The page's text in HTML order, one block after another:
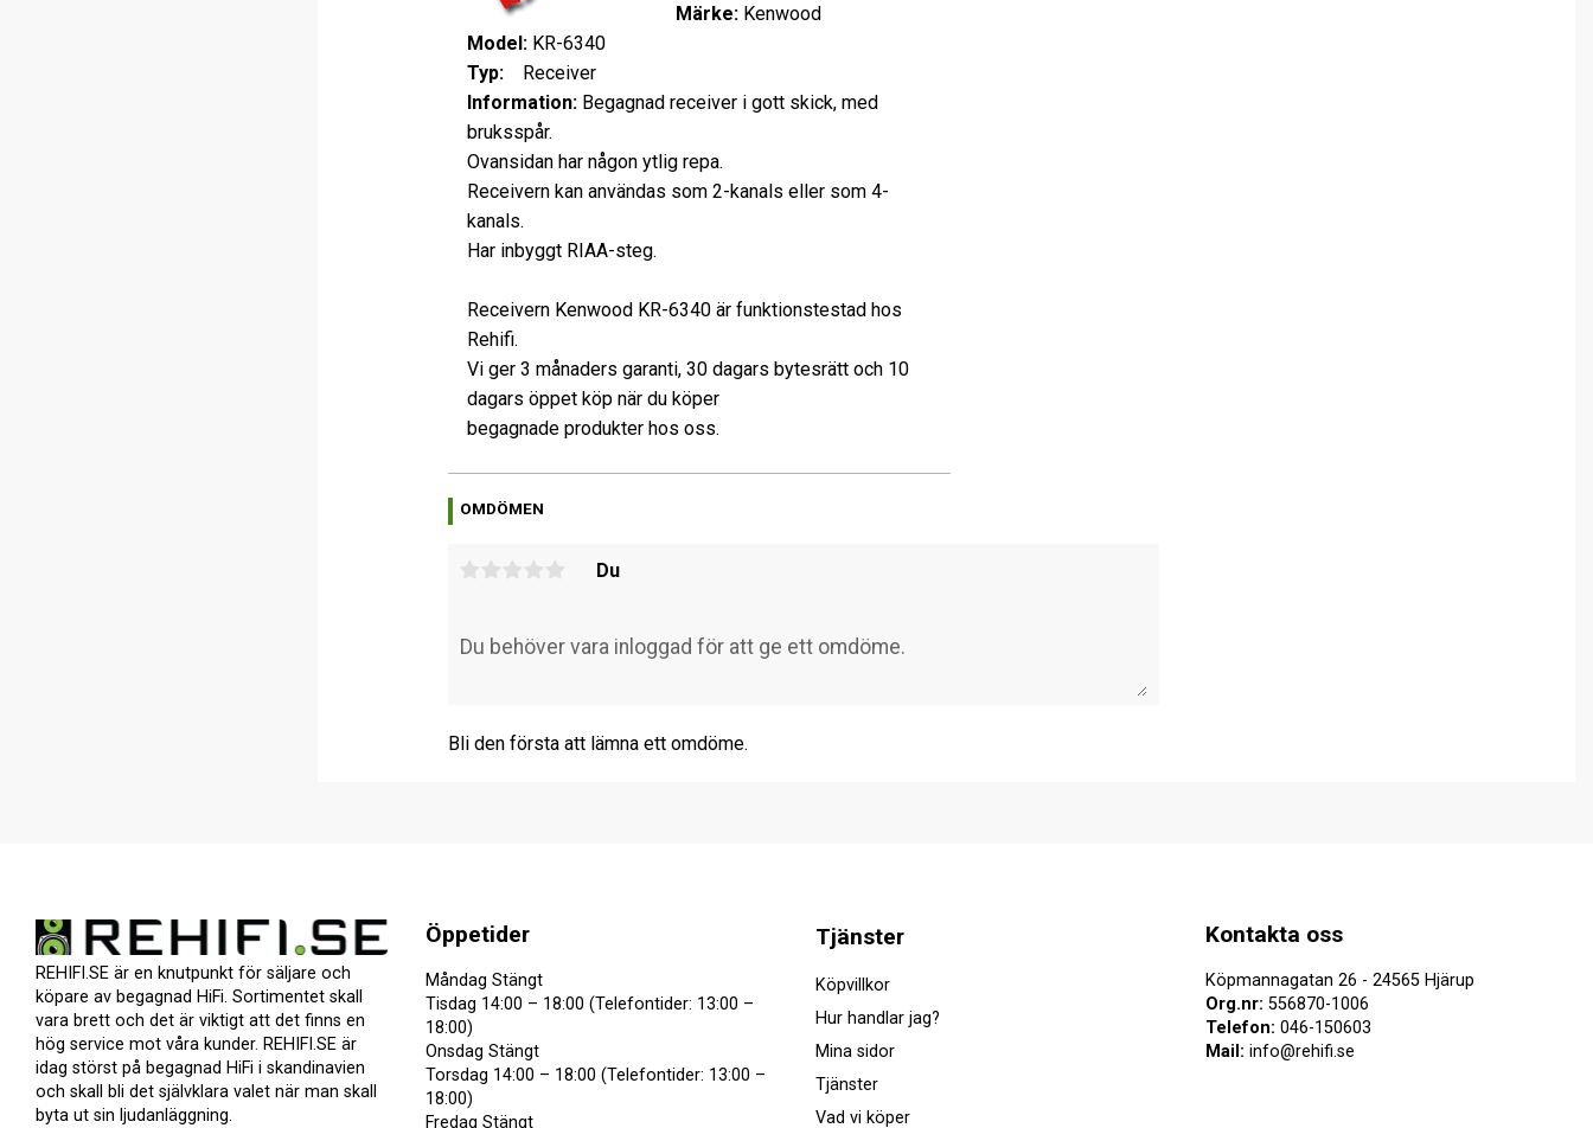
Märke:Kenwood
Model:KR-6340
Typ:Receiver
Information:Begagnad receiver i gott skick, med
bruksspår.
Ovansidan har någon ytlig repa.
Receivern kan användas som 2-kanals eller som 4-
kanals.
Har inbyggt RIAA-steg.
Receivern Kenwood KR-6340 är funktionstestad hos
Rehifi.
Vi ger 3 månaders garanti, 30 dagars bytesrätt och 10
dagars öppet köp när du köper
begagnade produkter hos oss.
OMDÖMEN
Du
Bli den första att lämna ett omdöme.
REHIFI.SE är en knutpunkt för säljare och
köpare av begagnad HiFi. Sortimentet skall
vara brett och det är viktigt att det finns en
hög service mot våra kunder. REHIFI.SE är
idag störst på begagnad HiFi i skandinavien
och skall bli det självklara valet när man skall
byta ut sin ljudanläggning.
Öppetider
Måndag Stängt
Tisdag 14:00 – 18:00 (Telefontider: 13:00 –
18:00)
Onsdag Stängt
Torsdag 14:00 – 18:00 (Telefontider: 13:00 –
18:00)
Fredag Stängt
Kontakta oss
Köpmannagatan 26 - 24565 Hjärup
Org.nr: 556870-1006
Telefon: 046-150603
Mail: info@rehifi.se
Tjänster
Köpvillkor
Hur handlar jag?
Mina sidor
Tjänster
Vad vi köper